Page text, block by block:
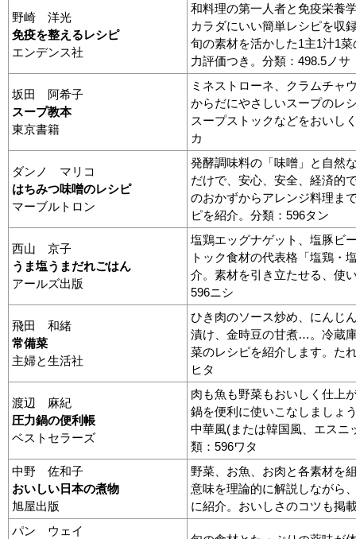
野崎 洋光
免疫を整えるレシピ
エンデンス社
和料理の第一人者と免疫栄養
カラダにいい簡単レシピを収
旬の素材を活かした1主1汁1
力評価つき。分類：498.5ノサ
坂田 阿希子
スープ教本
東京書籍
ミネストローネ、クラムチャ
からだにやさしいスープのレ
スープストックなどをおいし
カ
ダンノ マリコ
はちみつ味噌のレシピ
マーブルトロン
発酵調味料の「味噌」と自然
だけで、安心、安全、経済的
のおかずからアレンジ料理ま
ピを紹介。分類：596タン
西山 京子
うま塩うまだれごはん
アールズ出版
塩鶏エッグナゲット、塩豚ビ
トック食材の代表格「塩鶏・
介。素材を引き立たせる、使
596ニシ
飛田 和緒
常備菜
主婦と生活社
ひき肉のソース炒め、にんじ
漬け、金時豆の甘煮…。冷蔵
菜のレシピを紹介します。た
ヒタ
渡辺 麻紀
圧力鍋の便利帳
ベストセラーズ
肉も魚も野菜もおいしく仕上
鍋を便利に使いこなしましょ
中華風(または韓国風、エスニ
類：596ワタ
中野 佐和子
おいしい日本の煮物
旭屋出版
野菜、お魚、お肉と各素材を
意味を理論的に解説しながら
に紹介。おいしさのコツも掲
パン ウェイ